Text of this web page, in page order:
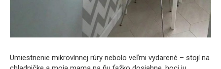
Umiestnenie mikrovlnnej rúry nebolo veľmi vydarené – stojí na